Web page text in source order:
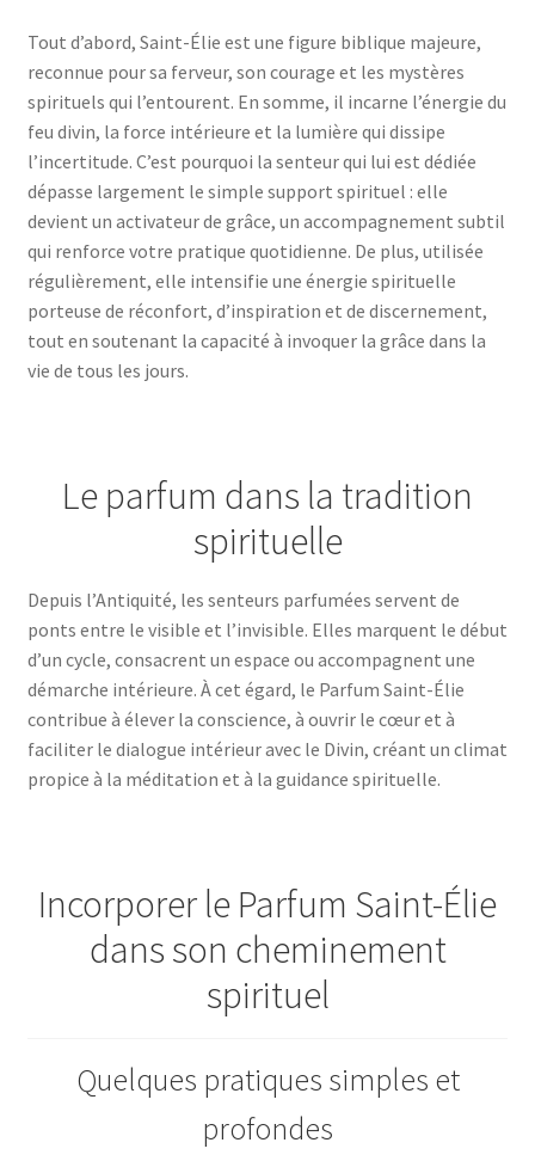
Tout d’abord, Saint-Élie est une figure biblique majeure,
reconnue pour sa ferveur, son courage et les mystères
spirituels qui l’entourent. En somme, il incarne l’énergie du
feu divin, la force intérieure et la lumière qui dissipe
l’incertitude. C’est pourquoi la senteur qui lui est dédiée
dépasse largement le simple support spirituel : elle
devient un activateur de grâce, un accompagnement subtil
qui renforce votre pratique quotidienne. De plus, utilisée
régulièrement, elle intensifie une énergie spirituelle
porteuse de réconfort, d’inspiration et de discernement,
tout en soutenant la capacité à invoquer la grâce dans la
vie de tous les jours.
Le parfum dans la tradition
spirituelle
Depuis l’Antiquité, les senteurs parfumées servent de
ponts entre le visible et l’invisible. Elles marquent le début
d’un cycle, consacrent un espace ou accompagnent une
démarche intérieure. À cet égard, le Parfum Saint-Élie
contribue à élever la conscience, à ouvrir le cœur et à
faciliter le dialogue intérieur avec le Divin, créant un climat
propice à la méditation et à la guidance spirituelle.
Incorporer le Parfum Saint-Élie
dans son cheminement
spirituel
Quelques pratiques simples et
profondes